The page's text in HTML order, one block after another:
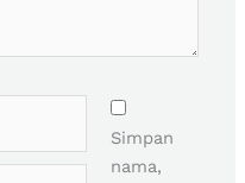
Simpan
nama,